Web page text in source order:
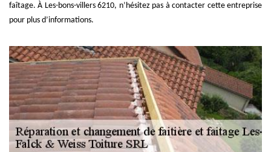
faîtage. À Les-bons-villers 6210, n’hésitez pas à contacter cette entreprise
pour plus d’informations.